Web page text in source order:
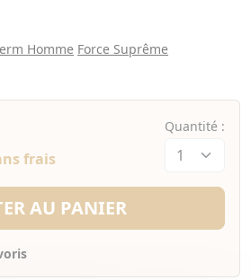
Homme Force Suprême
frais
Quantité :
AU PANIER